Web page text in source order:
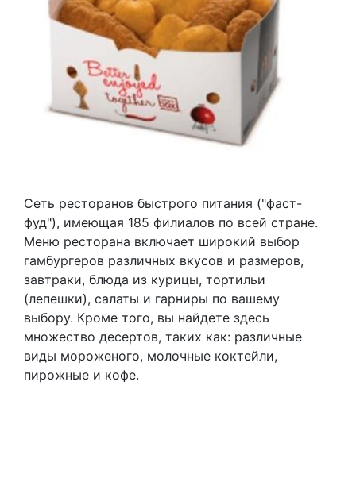
Сеть ресторанов быстрого питания ("фаст-
фуд"), имеющая 185 филиалов по всей стране.
Меню ресторана включает широкий выбор
гамбургеров различных вкусов и размеров,
завтраки, блюда из курицы, тортильи
(лепешки), салаты и гарниры по вашему
выбору. Кроме того, вы найдете здесь
множество десертов, таких как: различные
виды мороженого, молочные коктейли,
пирожные и кофе.